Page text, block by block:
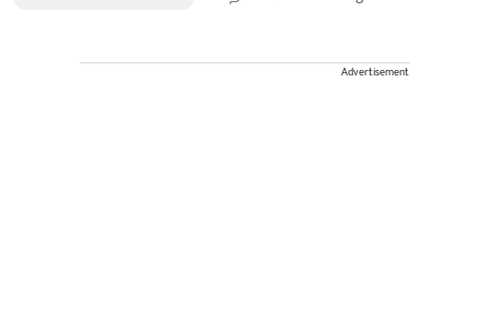
Advertisement